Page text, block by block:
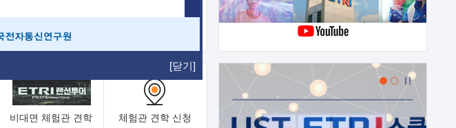
[닫기]
융합기술연구생산센터 반도체실험실
비대면 체험관 견학 체험관 견학 신청